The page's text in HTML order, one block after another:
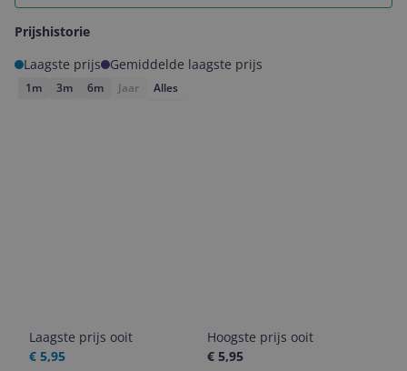
Prijshistorie
Laagste prijs
Gemiddelde laagste prijs
1m 3m 6m Jaar Alles
Laagste prijs ooit
€ 5,95
Hoogste prijs ooit
€ 5,95